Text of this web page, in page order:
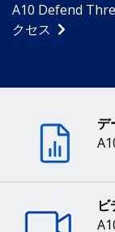
A10 Defend
クセス
デ
ビ